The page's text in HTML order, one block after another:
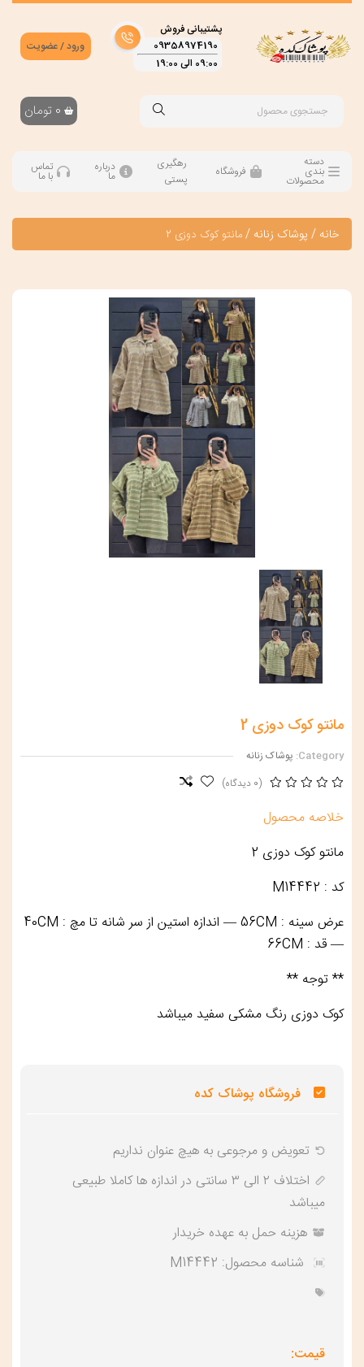
پشتیبانی فروش
09358974190
09:00 الی 19:00
ورود / عضویت
0 تومان
دسته
بندی
محصولات
فروشگاه
رهگیری
پستی
درباره
ما
تماس
با ما
خانه / پوشاک زنانه /مانتو کوک دوزی 2
مانتو کوک دوزی 2
Category: پوشاک زنانه
(0 دیدگاه)
خلاصه محصول
مانتو کوک دوزی 2
کد : M14442
عرض سینه : 56CM — اندازه استین از سر شانه تا مچ : 40CM
— قد : 66CM
** توجه **
کوک دوزی رنگ مشکی سفید میباشد
فروشگاه پوشاک کده
تعویض و‌ مرجوعی به هیچ عنوان نداریم
اختلاف ۲ الی ۳ سانتی در اندازه ها کاملا طبیعی
میباشد
هزینه حمل به عهده خریدار
شناسه محصول: M14442
قیمت: